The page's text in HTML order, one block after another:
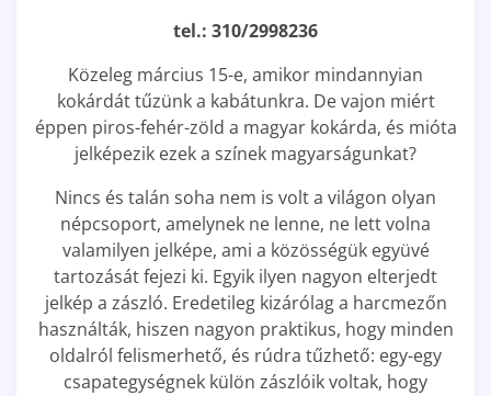
tel.: 310/2998236
Közeleg március 15-e, amikor mindannyian
kokárdát tűzünk a kabátunkra. De vajon miért
éppen piros-fehér-zöld a magyar kokárda, és mióta
jelképezik ezek a színek magyarságunkat?
Nincs és talán soha nem is volt a világon olyan
népcsoport, amelynek ne lenne, ne lett volna
valamilyen jelképe, ami a közösségük együvé
tartozását fejezi ki. Egyik ilyen nagyon elterjedt
jelkép a zászló. Eredetileg kizárólag a harcmezőn
használták, hiszen nagyon praktikus, hogy minden
oldalról felismerhető, és rúdra tűzhető: egy-egy
csapategységnek külön zászlóik voltak, hogy